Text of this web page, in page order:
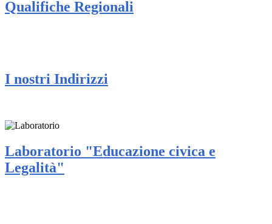
Qualifiche Regionali
I nostri Indirizzi
Laboratorio "Educazione civica e
Legalità"